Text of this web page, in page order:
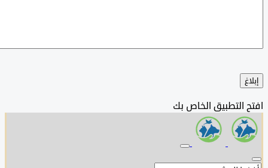
التطبيق الخاص بك